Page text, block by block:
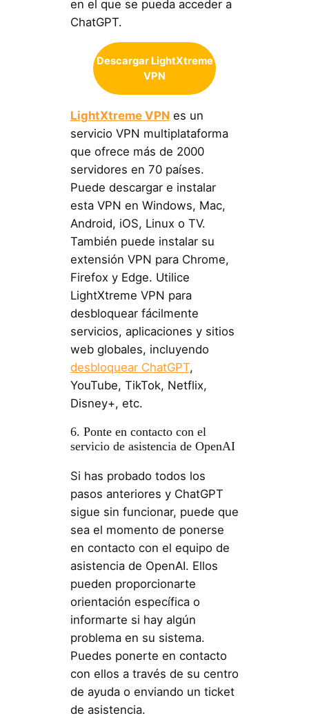
en el que se pueda acceder a
ChatGPT.
Descargar LightXtreme
VPN
LightXtreme VPNes un
servicio VPN multiplataforma
que ofrece más de 2000
servidores en 70 países.
Puede descargar e instalar
esta VPN en Windows, Mac,
Android, iOS, Linux o TV.
También puede instalar su
extensión VPN para Chrome,
Firefox y Edge. Utilice
LightXtreme VPN para
desbloquear fácilmente
servicios, aplicaciones y sitios
web globales, incluyendo
desbloquear ChatGPT,
YouTube, TikTok, Netflix,
Disney+, etc.
6. Ponte en contacto con el
servicio de asistencia de OpenAI
Si has probado todos los
pasos anteriores y ChatGPT
sigue sin funcionar, puede que
sea el momento de ponerse
en contacto con el equipo de
asistencia de OpenAI. Ellos
pueden proporcionarte
orientación específica o
informarte si hay algún
problema en su sistema.
Puedes ponerte en contacto
con ellos a través de su centro
de ayuda o enviando un ticket
de asistencia.